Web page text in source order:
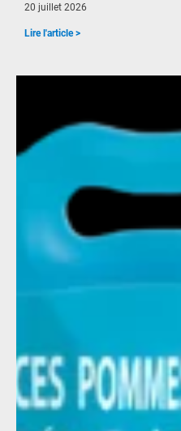
20 juillet 2026
Lire l'article >